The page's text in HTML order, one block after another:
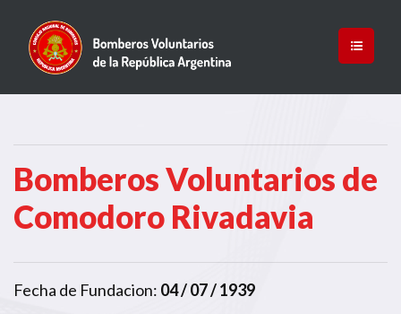
Bomberos Voluntarios de
Comodoro Rivadavia
Fecha de Fundacion: 04 / 07 / 1939